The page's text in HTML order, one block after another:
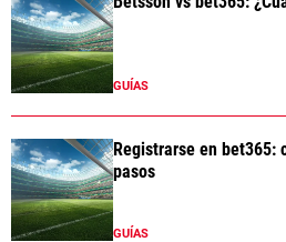
GUÍAS
Registrarse en bet365:
pasos
GUÍAS